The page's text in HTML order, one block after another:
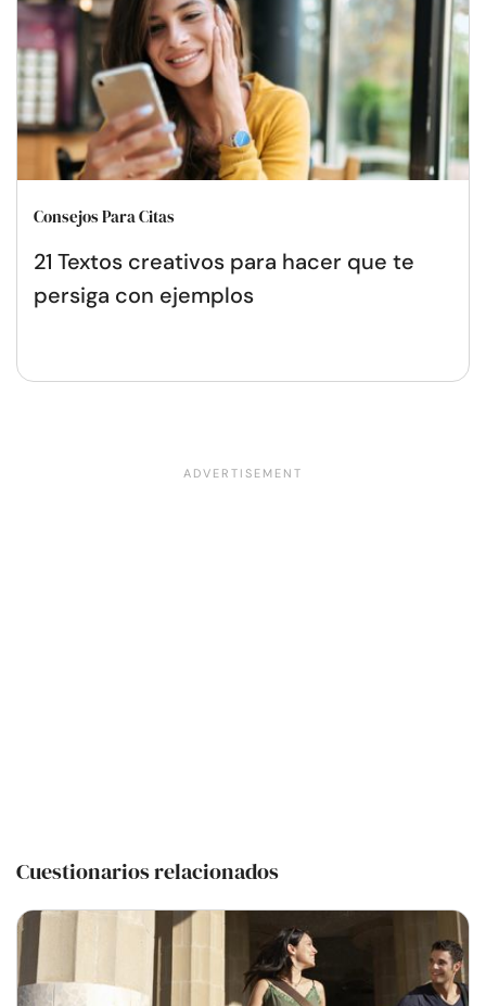
Consejos Para Citas
21 Textos creativos para hacer que te
persiga con ejemplos
Cuestionarios relacionados